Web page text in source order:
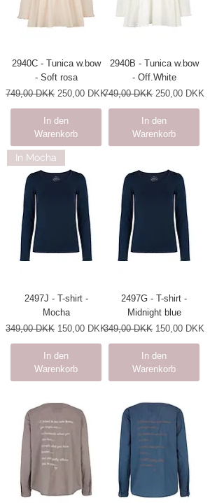
2940C - Tunica w.bow
- Soft rosa
Standardpreis
749,00 DKK Sale-Preis
250,00 DKK
In den
Warenkorb
2940B - Tunica w.bow
- Off.White
Standardpreis
749,00 DKK Sale-Preis
250,00 DKK
In den
Warenkorb
In Mocha
2497J - T-shirt -
Mocha
Standardpreis
349,00 DKK Sale-Preis
150,00 DKK
In den
Warenkorb
2497G - T-shirt -
Midnight blue
Standardpreis
349,00 DKK Sale-Preis
150,00 DKK
In den
Warenkorb